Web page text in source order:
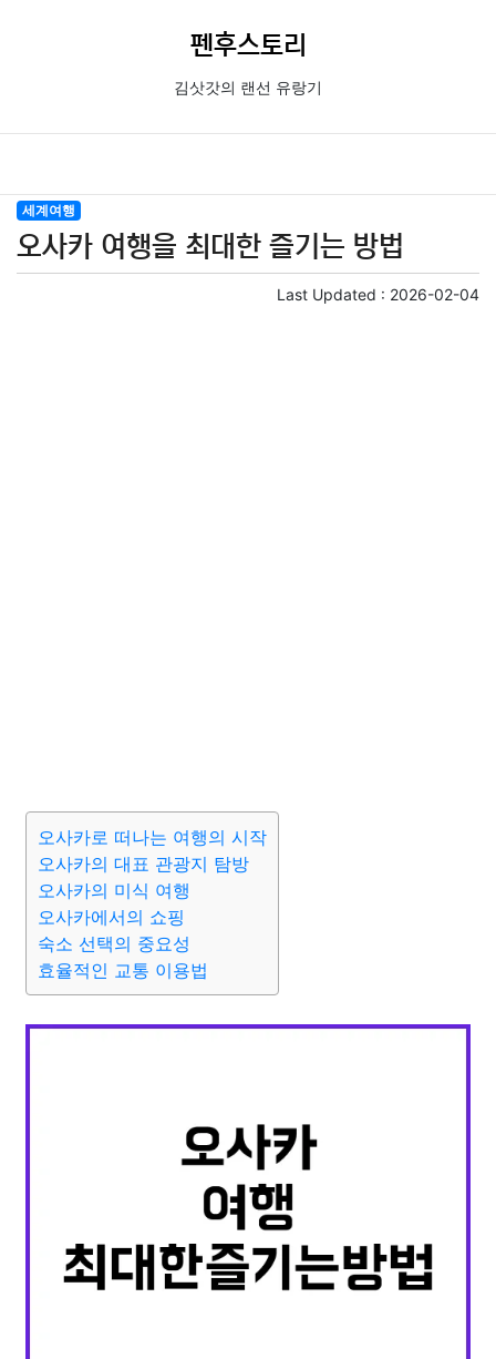
펜후스토리
김삿갓의 랜선 유랑기
세계여행
오사카 여행을 최대한 즐기는 방법
Last Updated : 2026-02-04
오사카로 떠나는 여행의 시작
오사카의 대표 관광지 탐방
오사카의 미식 여행
오사카에서의 쇼핑
숙소 선택의 중요성
효율적인 교통 이용법